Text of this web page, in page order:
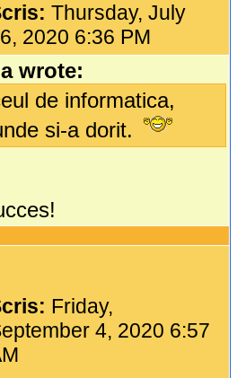
Thursday, July
2020 6:36 PM
wrote:
de informatica,
si-a dorit.
Friday,
4, 2020 6:57